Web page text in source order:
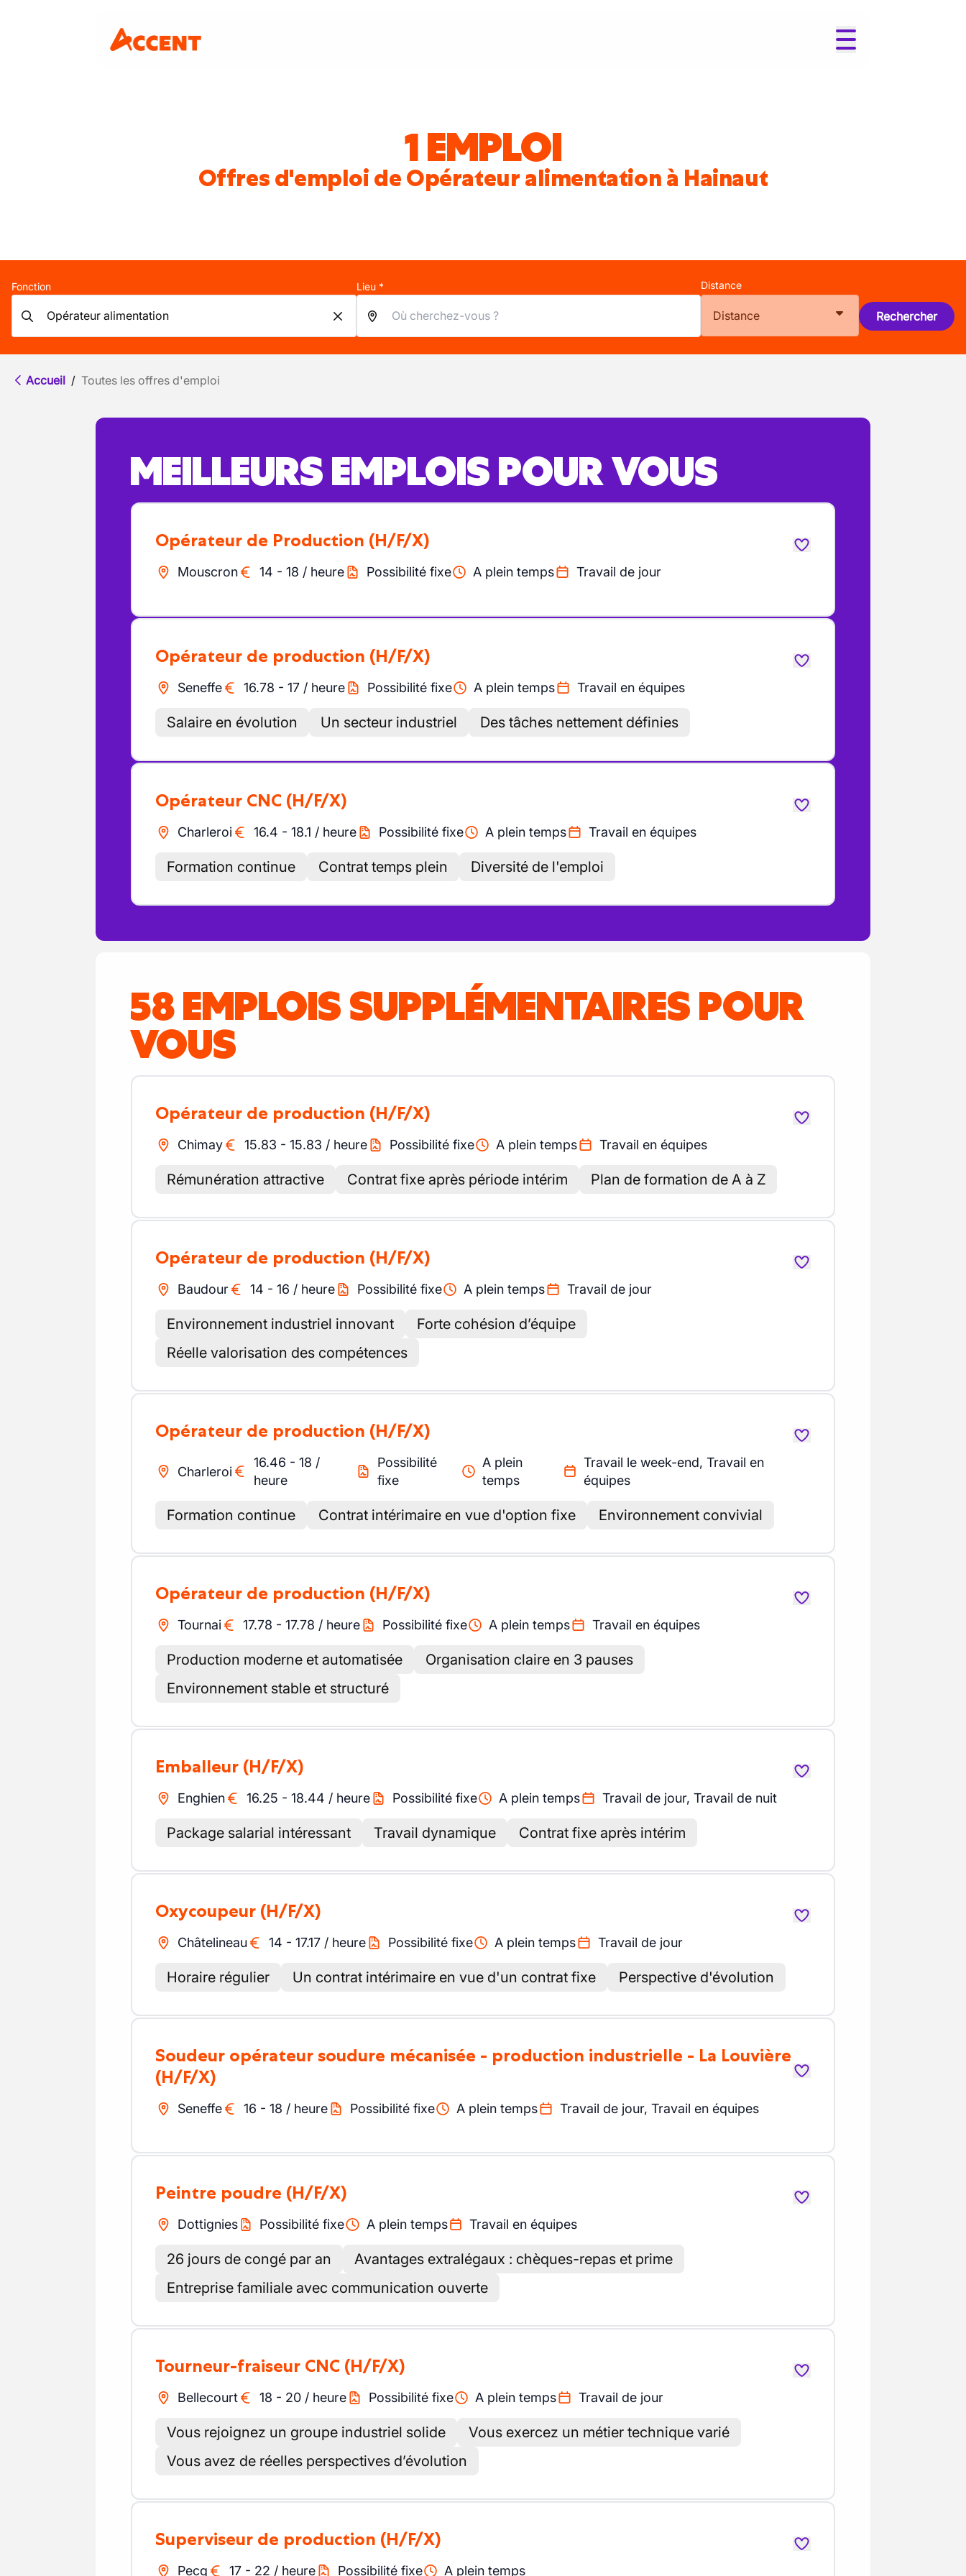
1 EMPLOI
Offres d'emploi de Opérateur alimentation à Hainaut
Fonction Lieu * Distance
Distance Rechercher
Accueil / Toutes les offres d'emploi
MEILLEURS EMPLOIS POUR VOUS
Opérateur de Production (H/F/X)
Mouscron 14 - 18 / heure Possibilité fixe A plein temps Travail de jour
Opérateur de production (H/F/X)
Seneffe 16.78 - 17 / heure Possibilité fixe A plein temps Travail en équipes
Salaire en évolution Un secteur industriel Des tâches nettement définies
Opérateur CNC (H/F/X)
Charleroi 16.4 - 18.1 / heure Possibilité fixe A plein temps Travail en équipes
Formation continue Contrat temps plein Diversité de l'emploi
58 EMPLOIS SUPPLÉMENTAIRES POUR
VOUS
Opérateur de production (H/F/X)
Chimay 15.83 - 15.83 / heure Possibilité fixe A plein temps Travail en équipes
Rémunération attractive Contrat fixe après période intérim Plan de formation de A à Z
Opérateur de production (H/F/X)
Baudour 14 - 16 / heure Possibilité fixe A plein temps Travail de jour
Environnement industriel innovant
Forte cohésion d’équipe
Réelle valorisation des compétences
Opérateur de production (H/F/X)
Charleroi
16.46 - 18 /
heure
Possibilité
fixe
A plein
temps
Travail le week-end, Travail en
équipes
Formation continue Contrat intérimaire en vue d'option fixe Environnement convivial
Opérateur de production (H/F/X)
Tournai 17.78 - 17.78 / heure Possibilité fixe A plein temps Travail en équipes
Production moderne et automatisée
Organisation claire en 3 pauses
Environnement stable et structuré
Emballeur (H/F/X)
Enghien 16.25 - 18.44 / heure Possibilité fixe A plein temps Travail de jour, Travail de nuit
Package salarial intéressant Travail dynamique Contrat fixe après intérim
Oxycoupeur (H/F/X)
Châtelineau 14 - 17.17 / heure Possibilité fixe A plein temps Travail de jour
Horaire régulier Un contrat intérimaire en vue d'un contrat fixe Perspective d'évolution
Soudeur opérateur soudure mécanisée - production industrielle - La Louvière
(H/F/X)
Seneffe 16 - 18 / heure Possibilité fixe A plein temps Travail de jour, Travail en équipes
Peintre poudre (H/F/X)
Dottignies Possibilité fixe A plein temps Travail en équipes
26 jours de congé par an
Avantages extralégaux : chèques-repas et prime
Entreprise familiale avec communication ouverte
Tourneur-fraiseur CNC (H/F/X)
Bellecourt 18 - 20 / heure Possibilité fixe A plein temps Travail de jour
Vous rejoignez un groupe industriel solide
Vous exercez un métier technique varié
Vous avez de réelles perspectives d’évolution
Superviseur de production (H/F/X)
Pecq 17 - 22 / heure Possibilité fixe A plein temps